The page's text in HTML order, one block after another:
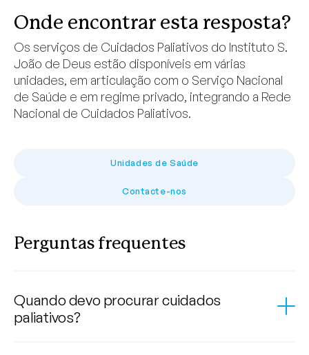
Onde encontrar esta resposta?
Os serviços de Cuidados Paliativos do Instituto S.
João de Deus estão disponíveis em várias
unidades, em articulação com o Serviço Nacional
de Saúde e em regime privado, integrando a Rede
Nacional de Cuidados Paliativos.
Unidades de Saúde
Contacte-nos
Perguntas frequentes
Quando devo procurar cuidados
paliativos?